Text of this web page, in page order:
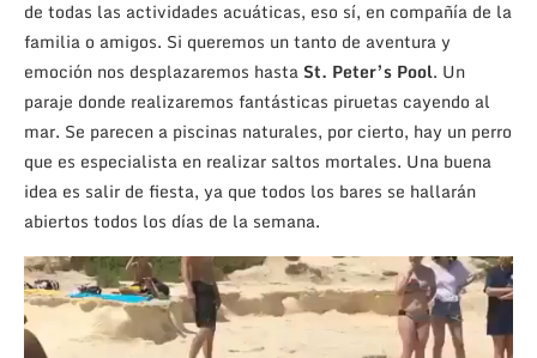
de todas las actividades acuáticas, eso sí, en compañía de la
familia o amigos. Si queremos un tanto de aventura y
emoción nos desplazaremos hasta St. Peter’s Pool. Un
paraje donde realizaremos fantásticas piruetas cayendo al
mar. Se parecen a piscinas naturales, por cierto, hay un perro
que es especialista en realizar saltos mortales. Una buena
idea es salir de fiesta, ya que todos los bares se hallarán
abiertos todos los días de la semana.
Reproductor
de
vídeo